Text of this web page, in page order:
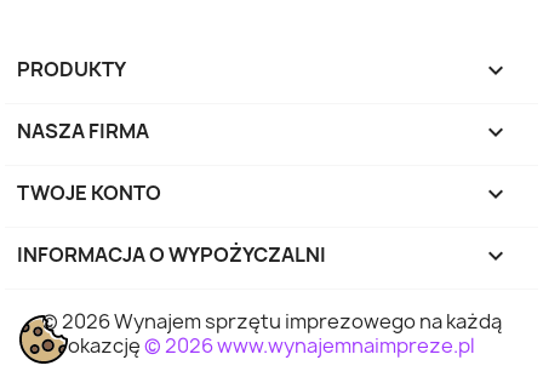
PRODUKTY 
NASZA FIRMA 
TWOJE KONTO 
INFORMACJA O WYPOŻYCZALNI keyboard_arrow_down
© 2026 Wynajem sprzętu imprezowego na każdą
okazcję© 2026 www.wynajemnaimpreze.pl